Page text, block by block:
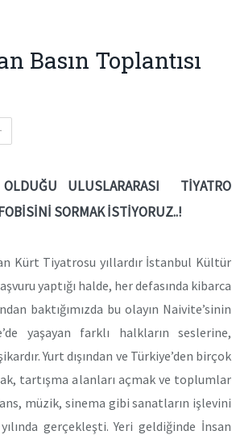
Basın Toplantısı
ULUSLARARASI TİYATRO
SORMAK İSTİYORUZ..!
Kürt Tiyatrosu yıllardır İstanbul Kültür
yaptığı halde, her defasında kibarca
baktığımızda bu olayın Naivite’sinin
yaşayan farklı halkların seslerine,
Yurt dışından ve Türkiye’den birçok
tartışma alanları açmak ve toplumlar
müzik, sinema gibi sanatların işlevini
gerçekleşti. Yeri geldiğinde İnsan